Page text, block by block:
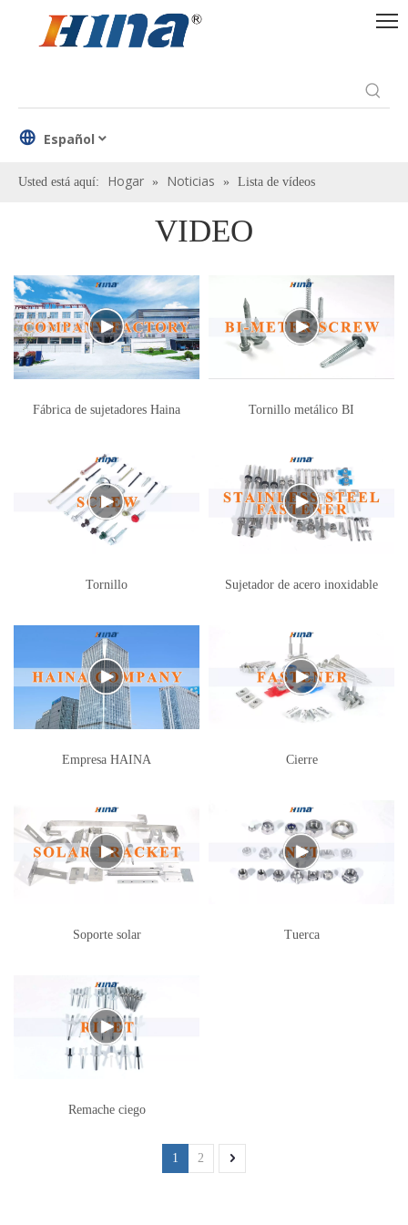
Español
Usted está aquí: Hogar » Noticias » Lista de vídeos
VIDEO
Fábrica de sujetadores Haina Tornillo metálico BI
Tornillo Sujetador de acero inoxidable
Empresa HAINA Cierre
Soporte solar Tuerca
Remache ciego
1 2